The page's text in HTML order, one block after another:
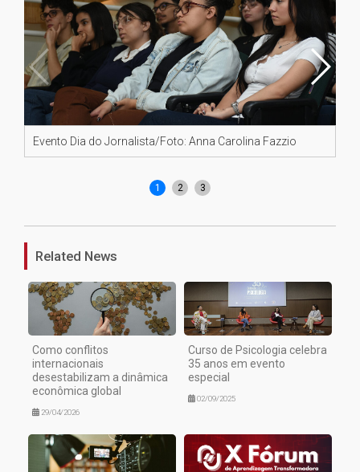
Evento Dia do Jornalista/Foto: Anna Carolina Fazzio
1 2 3
Related News
Como conflitos
internacionais
desestabilizam a dinâmica
econômica global
29/04/2026
Curso de Psicologia celebra
35 anos em evento
especial
02/09/2025